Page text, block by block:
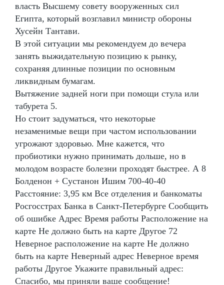
власть Высшему совету вооруженных сил
Египта, который возглавил министр обороны
Хусейн Тантави.
В этой ситуации мы рекомендуем до вечера
занять выжидательную позицию к рынку,
сохраняя длинные позиции по основным
ликвидным бумагам.
Вытяжение задней ноги при помощи стула или
табурета 5.
Но стоит задуматься, что некоторые
незаменимые вещи при частом использовании
угрожают здоровью. Мне кажется, что
пробиотики нужно принимать дольше, но в
молодом возрасте болезни проходят быстрее. А 8
Болденон + Сустанон Ишим 700-40-40
Расстояние: 3,95 км Все отделения и банкоматы
Росгосстрах Банка в Санкт-Петербурге Сообщить
об ошибке Адрес Время работы Расположение на
карте Не должно быть на карте Другое 72
Неверное расположение на карте Не должно
быть на карте Неверный адрес Неверное время
работы Другое Укажите правильный адрес:
Спасибо, мы приняли ваше сообщение!